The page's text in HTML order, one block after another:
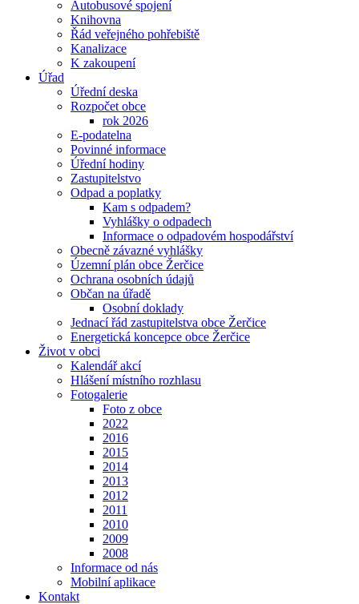
Autobusové spojení
Knihovna
Řád veřejného pohřebiště
Kanalizace
K zakoupení
Úřad
Úřední deska
Rozpočet obce
rok 2026
E-podatelna
Povinné informace
Úřední hodiny
Zastupitelstvo
Odpad a poplatky
Kam s odpadem?
Vyhlášky o odpadech
Informace o odpadovém hospodářství
Obecně závazné vyhlášky
Územní plán obce Žerčice
Ochrana osobních údajů
Občan na úřadě
Osobní doklady
Jednací řád zastupitelstva obce Žerčice
Energetická koncepce obce Žerčice
Život v obci
Kalendář akcí
Hlášení místního rozhlasu
Fotogalerie
Foto z obce
2022
2016
2015
2014
2013
2012
2011
2010
2009
2008
Informace od nás
Mobilní aplikace
Kontakt